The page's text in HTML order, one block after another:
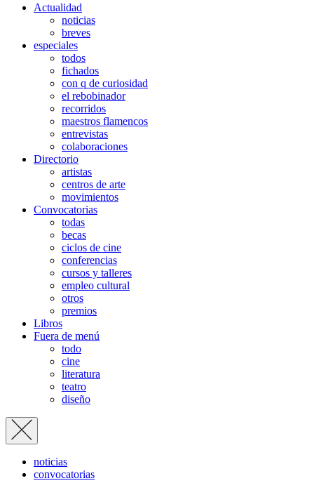
Actualidad
noticias
breves
especiales
todos
fichados
con q de curiosidad
el rebobinador
recorridos
maestros flamencos
entrevistas
colaboraciones
Directorio
artistas
centros de arte
movimientos
Convocatorias
todas
becas
ciclos de cine
conferencias
cursos y talleres
empleo cultural
otros
premios
Libros
Fuera de menú
todo
cine
literatura
teatro
diseño
noticias
convocatorias